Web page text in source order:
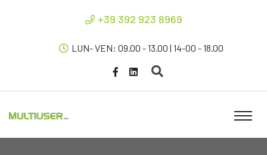
+39 392 923 8969
LUN- VEN: 09.00 - 13.00 | 14-00 - 18.00